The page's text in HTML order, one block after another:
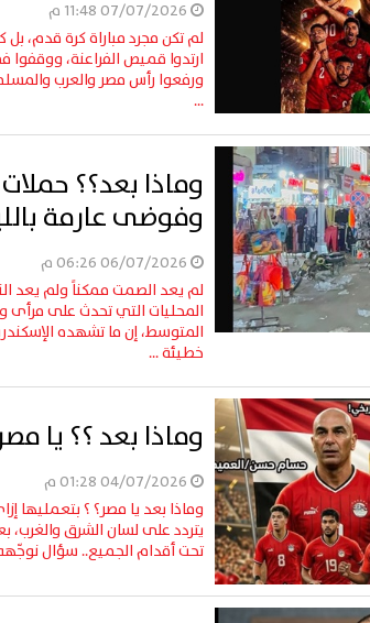
لم تكن مجرد مباراة كرة قدم،
ارتدوا قميص الفراعنة،
ورفعوا رأس مصر والعرب
...
وماذا بعد؟؟
وفوضى عارمة
لم يعد الصمت ممكناً ولم يعد
المحليات التي تحدث على
المتوسط، إن ما تشهده
خطيئة ...
وماذا بعد ؟؟ يا
وماذا بعد يا مصر؟ ؟ بتعمليها
يتردد على لسان الشرق والغرب،
تحت أقدام الجميع.. سؤال